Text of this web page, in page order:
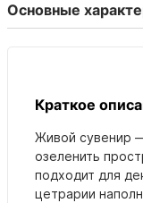
Основные
Краткое
Живой сувенир
озеленить
подходит для
цетрарии